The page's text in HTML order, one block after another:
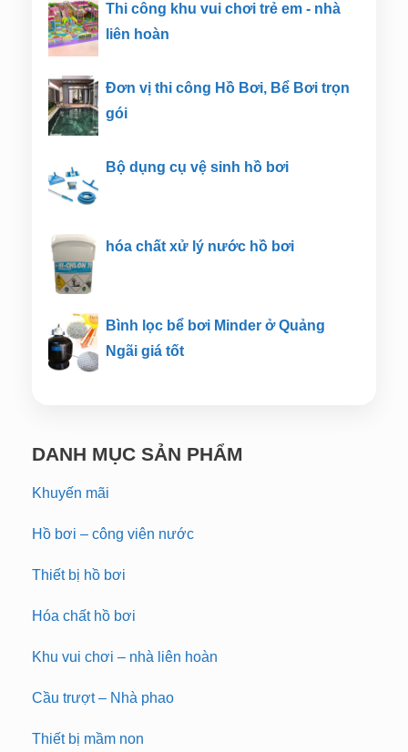
Thi công khu vui chơi trẻ em - nhà
liên hoàn
Đơn vị thi công Hồ Bơi, Bể Bơi trọn
gói
Bộ dụng cụ vệ sinh hồ bơi
hóa chất xử lý nước hồ bơi
Bình lọc bể bơi Minder ở Quảng
Ngãi giá tốt
DANH MỤC SẢN PHẨM
Khuyến mãi
Hồ bơi – công viên nước
Thiết bị hồ bơi
Hóa chất hồ bơi
Khu vui chơi – nhà liên hoàn
Cầu trượt – Nhà phao
Thiết bị mầm non